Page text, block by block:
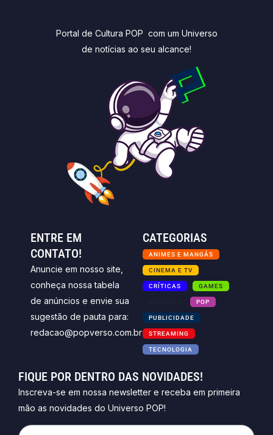
Portal de Cultura POP com um Universo
de notícias ao seu alcance!
ENTRE EM
CONTATO!
Anuncie em nosso site,
conheça nossa tabela
de anúncios e envie sua
sugestão de pauta para:
redacao@popverso.com.br
CATEGORIAS
ANIMES E MANGÁS
CINEMA E TV
CRÍTICAS GAMES
POP
PUBLICIDADE
STREAMING
TECNOLOGIA
FIQUE POR DENTRO DAS NOVIDADES!
Inscreva-se em nossa newsletter e receba em primeira
mão as novidades do Universo POP!
Email